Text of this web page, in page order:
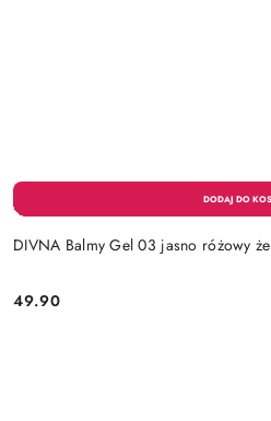
DIVNA Balmy Gel 03 jasno różowy
Cena:
49.90